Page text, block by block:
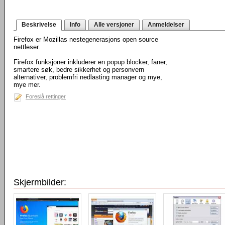
Beskrivelse Info Alle versjoner Anmeldelser
Firefox er Mozillas nestegenerasjons open source
nettleser.
Firefox funksjoner inkluderer en popup blocker, faner,
smartere søk, bedre sikkerhet og personvern
alternativer, problemfri nedlasting manager og mye,
mye mer.
Foreslå rettinger
Skjermbilder: